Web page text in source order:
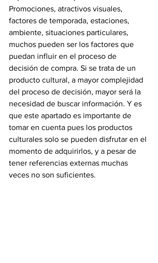
Promociones, atractivos visuales,
factores de temporada, estaciones,
ambiente, situaciones particulares,
muchos pueden ser los factores que
puedan influir en el proceso de
decisión de compra. Si se trata de un
producto cultural, a mayor complejidad
del proceso de decisión, mayor será la
necesidad de buscar información. Y es
que este apartado es importante de
tomar en cuenta pues los productos
culturales solo se pueden disfrutar en el
momento de adquirirlos, y a pesar de
tener referencias externas muchas
veces no son suficientes.